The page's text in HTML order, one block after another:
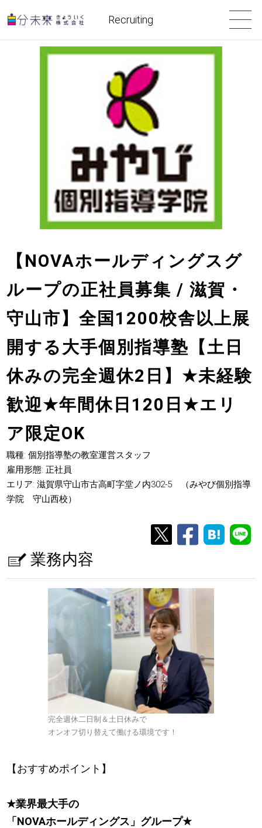
Recruiting
【NOVAホールディングスグ
ループの正社員募集 / 滋賀・
守山市】全国1200校舎以上展
開する大手個別指導塾【土日
休みの完全週休2日】 ★未経験
歓迎★年間休日120日 ★エリ
ア限定OK
職種: 個別指導塾の教室運営スタッフ
雇用形態: 正社員
エリア: 滋賀県守山市古高町字堂ノ内302-5 （みやび個別指導
学院 守山西校）
業務内容
完全週休二日制＆土日休みで
オンオフ切り替えて働ける環境です！
【おすすめポイント】
★業界最大手の
「NOVAホールディングス」グループ★